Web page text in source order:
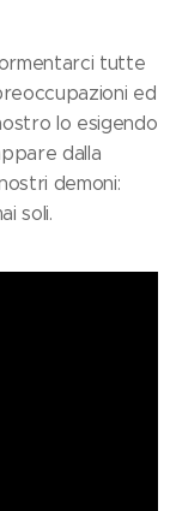
tutte
ed
Io esigendo
dalla
demoni:
soli.